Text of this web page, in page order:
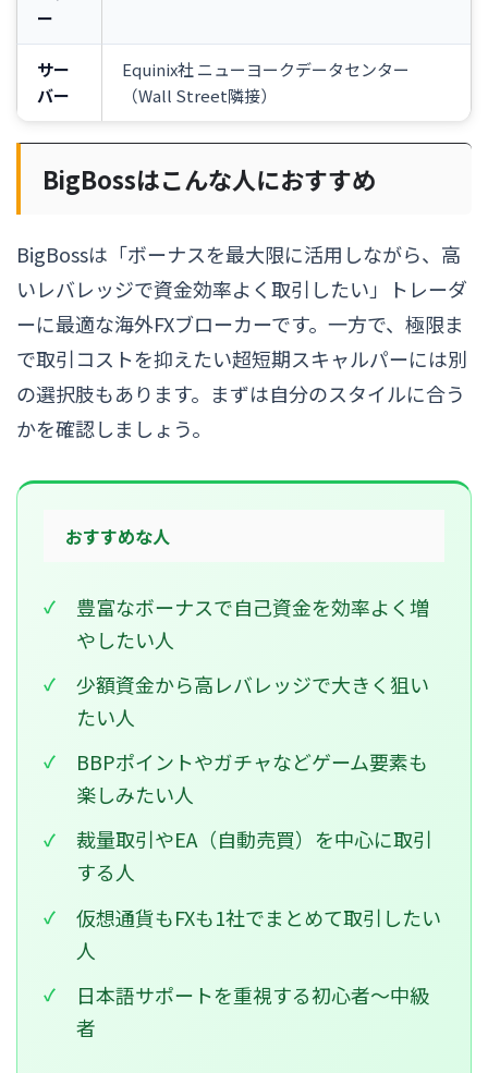
ー
サー
バー
Equinix社 ニューヨークデータセンター
（Wall Street隣接）
BigBossはこんな人におすすめ
BigBossは「ボーナスを最大限に活用しながら、高
いレバレッジで資金効率よく取引したい」トレーダ
ーに最適な海外FXブローカーです。一方で、極限ま
で取引コストを抑えたい超短期スキャルパーには別
の選択肢もあります。まずは自分のスタイルに合う
かを確認しましょう。
おすすめな人
豊富なボーナスで自己資金を効率よく増
やしたい人
少額資金から高レバレッジで大きく狙い
たい人
BBPポイントやガチャなどゲーム要素も
楽しみたい人
裁量取引やEA（自動売買）を中心に取引
する人
仮想通貨もFXも1社でまとめて取引したい
人
日本語サポートを重視する初心者〜中級
者